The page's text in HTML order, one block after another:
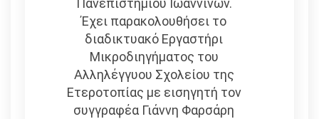
Έχει παρακολουθήσει το
διαδικτυακό Εργαστήρι
Μικροδιηγήματος του
Αλληλέγγυου Σχολείου της
Ετεροτοπίας με εισηγητή τον
συγγραφέα Γιάννη Φαρσάρη